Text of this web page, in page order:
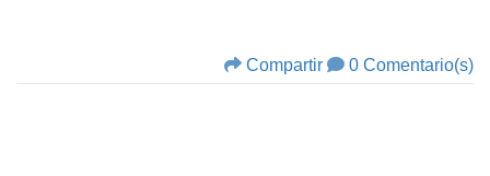
Compartir 0 Comentario(s)